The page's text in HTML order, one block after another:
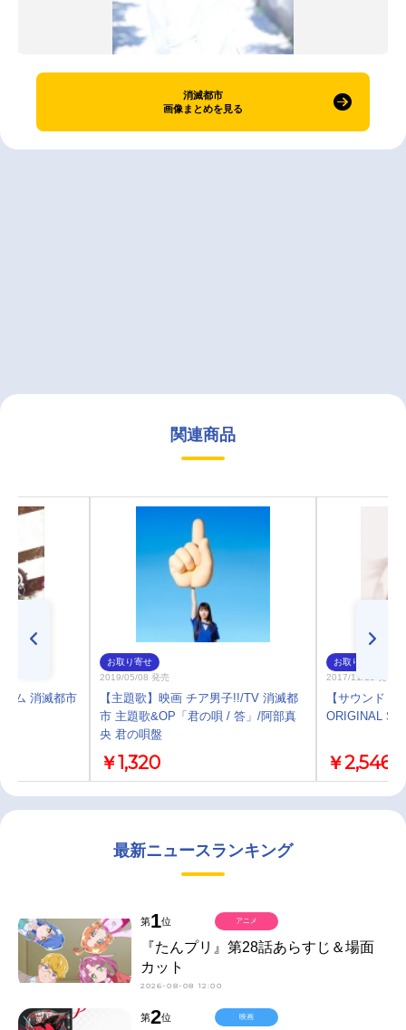
消滅都市
画像まとめを見る
関連商品
ム 消滅都市
お取り寄せ
2019/05/08 発売
【主題歌】映画 チア男子!!/TV 消滅都
市 主題歌&OP「君の唄 / 答」/阿部真
央 君の唄盤
￥1,320
お取り寄せ
2017/11/15 発売
【サウンドト
ORIGINAL
￥2,546
最新ニュースランキング
第1位
『たんプリ』第28話あらすじ＆場面
カット
2026-08-08 12:00
アニメ
第2位 映画